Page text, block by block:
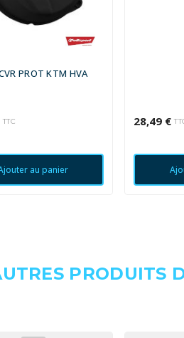
PROT KTM HVA
TTC
au panier
28,49 €
PRODUITS